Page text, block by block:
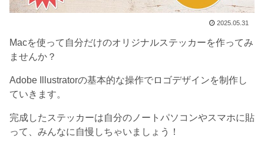
2025.05.31
Macを使って自分だけのオリジナルステッカーを作ってみ
ませんか？
Adobe Illustratorの基本的な操作でロゴデザインを制作し
ていきます。
完成したステッカーは自分のノートパソコンやスマホに貼
って、みんなに自慢しちゃいましょう！